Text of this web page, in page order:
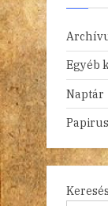
Egyéb
Naptár
Keresés